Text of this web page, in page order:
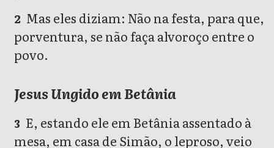
2 Mas eles diziam: Não na festa, para que,
porventura, se não faça alvoroço entre o
povo.
Jesus Ungido em Betânia
3 E, estando ele em Betânia assentado à
mesa, em casa de Simão, o leproso, veio